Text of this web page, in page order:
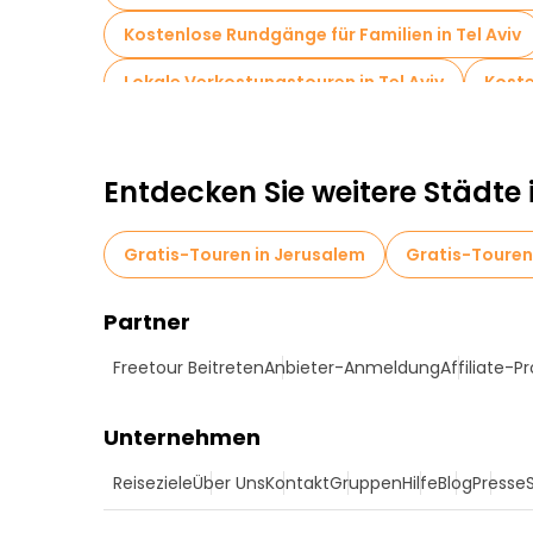
Kostenlose Rundgänge für Familien in Tel Aviv
Lokale Verkostungstouren in Tel Aviv
Kostenlose Führungen in der Nähe Neve Tzedek
Entdecken Sie weitere Städte
Gratis-Touren in Jerusalem Gratis-
Partner
Freetour BeitretenAnbieter-AnmeldungAffiliate-
Unternehmen
ReisezieleÜber UnsKontaktGruppenHilfeBlogPresse